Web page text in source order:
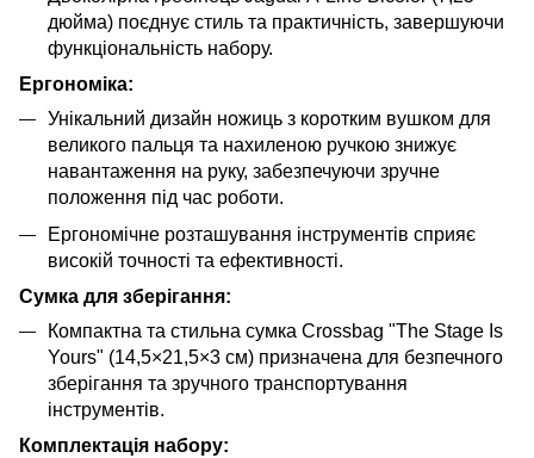
дюйма) поєднує стиль та практичність, завершуючи
функціональність набору.
Ергономіка:
Унікальний дизайн ножиць з коротким вушком для
великого пальця та нахиленою ручкою знижує
навантаження на руку, забезпечуючи зручне
положення під час роботи.
Ергономічне розташування інструментів сприяє
високій точності та ефективності.
Сумка для зберігання:
Компактна та стильна сумка Crossbag "The Stage Is
Yours" (14,5×21,5×3 см) призначена для безпечного
зберігання та зручного транспортування
інструментів.
Комплектація набору: